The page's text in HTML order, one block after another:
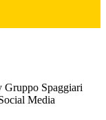
Gruppo Spaggiari
Media